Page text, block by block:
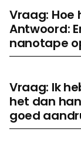
Vraag: Hoe
Antwoord:
nanotape
Vraag: Ik
het dan
goed